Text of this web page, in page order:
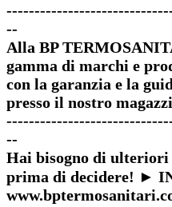
--
Alla BP
gamma di marchi e
con la garanzia e la
presso il nostro
--
Hai bisogno di
prima di decidere! ►